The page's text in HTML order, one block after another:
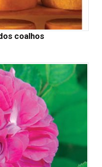
coalhos